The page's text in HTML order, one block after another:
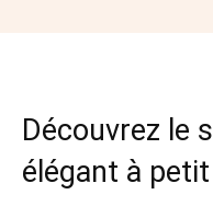
Découvrez le
élégant à